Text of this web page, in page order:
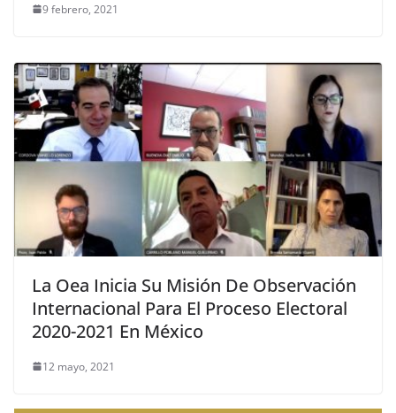
9 febrero, 2021
La Oea Inicia Su Misión De Observación
Internacional Para El Proceso Electoral
2020-2021 En México
12 mayo, 2021